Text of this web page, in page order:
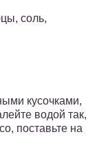
соль,
кусочками,
водой так,
поставьте на